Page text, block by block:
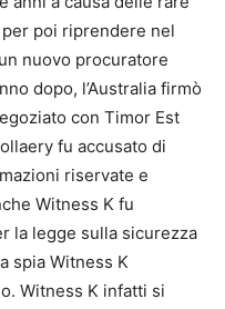
poi riprendere nel
nuovo procuratore
dopo, l’Australia firmò
con Timor Est
fu accusato di
riservate e
Witness K fu
la legge sulla sicurezza
spia Witness K
Witness K infatti si